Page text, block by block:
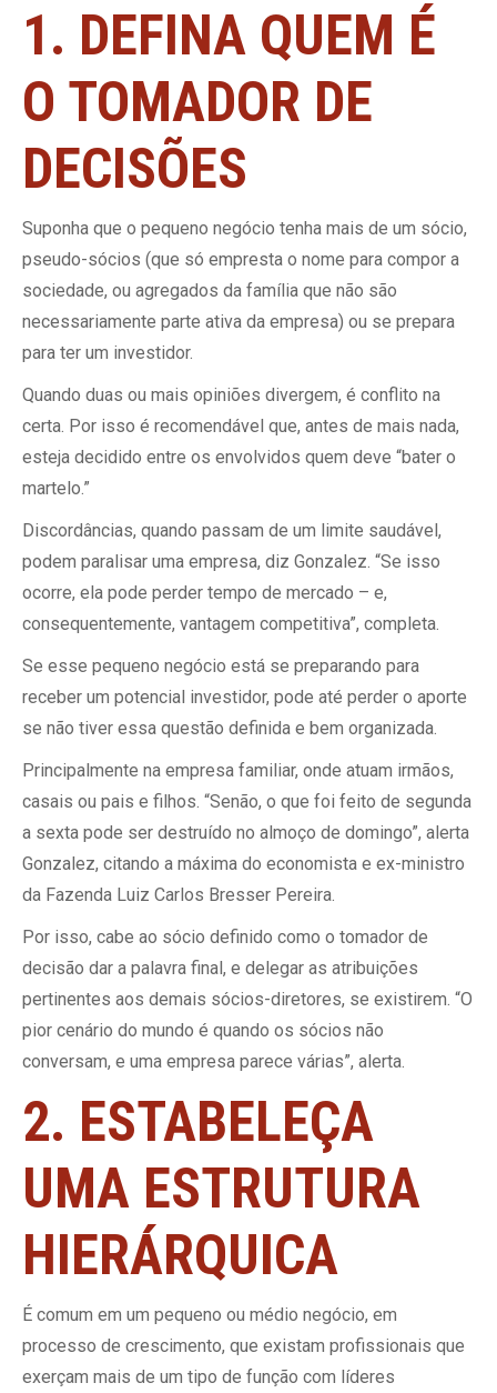
1. DEFINA QUEM É
O TOMADOR DE
DECISÕES
Suponha que o pequeno negócio tenha mais de um sócio,
pseudo-sócios (que só empresta o nome para compor a
sociedade, ou agregados da família que não são
necessariamente parte ativa da empresa) ou se prepara
para ter um investidor.
Quando duas ou mais opiniões divergem, é conflito na
certa. Por isso é recomendável que, antes de mais nada,
esteja decidido entre os envolvidos quem deve “bater o
martelo.”
Discordâncias, quando passam de um limite saudável,
podem paralisar uma empresa, diz Gonzalez. “Se isso
ocorre, ela pode perder tempo de mercado – e,
consequentemente, vantagem competitiva”, completa.
Se esse pequeno negócio está se preparando para
receber um potencial investidor, pode até perder o aporte
se não tiver essa questão definida e bem organizada.
Principalmente na empresa familiar, onde atuam irmãos,
casais ou pais e filhos. “Senão, o que foi feito de segunda
a sexta pode ser destruído no almoço de domingo”, alerta
Gonzalez, citando a máxima do economista e ex-ministro
da Fazenda Luiz Carlos Bresser Pereira.
Por isso, cabe ao sócio definido como o tomador de
decisão dar a palavra final, e delegar as atribuições
pertinentes aos demais sócios-diretores, se existirem. “O
pior cenário do mundo é quando os sócios não
conversam, e uma empresa parece várias”, alerta.
2. ESTABELEÇA
UMA ESTRUTURA
HIERÁRQUICA
É comum em um pequeno ou médio negócio, em
processo de crescimento, que existam profissionais que
exerçam mais de um tipo de função com líderes